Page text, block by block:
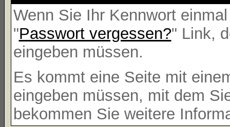
Wenn Sie Ihr Kennwort
"Passwort vergessen?" Link,
eingeben müssen.
Es kommt eine Seite mit
eingeben müssen, mit dem
bekommen Sie weitere